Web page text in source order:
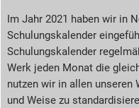
Im Jahr 2021 haben wir in
Schulungskalender
Schulungskalender
Werk jeden Monat die
nutzen wir in allen unseren
und Weise zu